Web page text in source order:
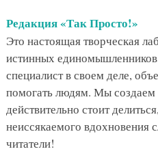
Редакция «Так Просто!»
Это настоящая творческая
истинных
специалист в своем деле,
помогать людям. Мы
действительно стоит
неиссякаемого вдохновения
читатели!